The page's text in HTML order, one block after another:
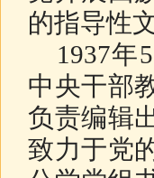
的指导性
1937年5
中央干部
负责编辑
致力于党